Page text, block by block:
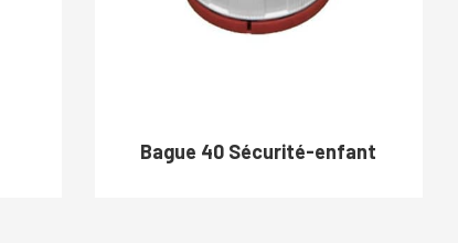
Bague 40 Sécurité-enfant